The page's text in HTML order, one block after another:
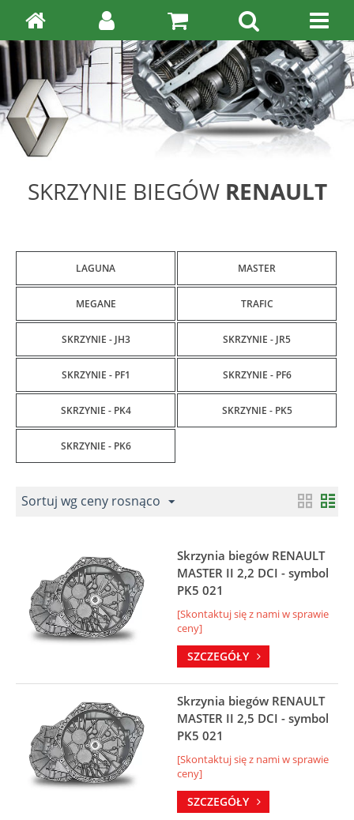
SKRZYNIE BIEGÓW RENAULT
LAGUNA MASTER
MEGANE TRAFIC
SKRZYNIE - JH3 SKRZYNIE - JR5
SKRZYNIE - PF1 SKRZYNIE - PF6
SKRZYNIE - PK4 SKRZYNIE - PK5
SKRZYNIE - PK6
Sortuj wg ceny rosnąco
Skrzynia biegów RENAULT
MASTER II 2,2 DCI - symbol
PK5 021
[Skontaktuj się z nami w sprawie
ceny]
SZCZEGÓŁY
Skrzynia biegów RENAULT
MASTER II 2,5 DCI - symbol
PK5 021
[Skontaktuj się z nami w sprawie
ceny]
SZCZEGÓŁY